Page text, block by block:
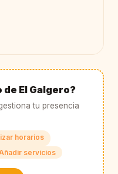
El Galgero?
tu presencia
horarios
servicios